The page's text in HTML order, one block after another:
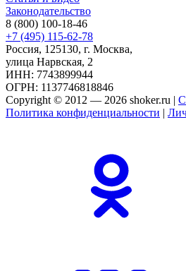
Законодательство
8 (800) 100-18-46
+7 (495) 115-62-78
Россия, 125130, г. Москва,
улица Нарвская, 2
ИНН: 7743899944
ОГРН: 1137746818846
Copyright © 2012 — 2026 shoker.ru |
Политика конфиденциальности |